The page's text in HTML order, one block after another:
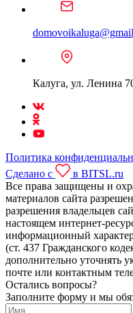
Калуга, ул. Ленина
Политика
Сделано с
в BITSL.ru
Все права защищены и
материалов сайта
разрешения владельцев
настоящем интернет-
информационный
(ст. 437 Гражданского
дополнительно уточнять
почте или контактным
Остались вопросы?
Заполните форму и мы